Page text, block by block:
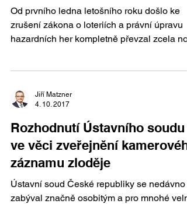
Od prvního ledna letošního roku došlo ke
zrušení zákona o loteriích a právní úpravu
hazardních her kompletně převzal zcela
Jiří Matzner
4. 10. 2017
Rozhodnutí Ústavního soudu
ve věci zveřejnění
záznamu zloděje
Ústavní soud České republiky se nedávno
zabýval značně osobitým a pro mnohé velmi